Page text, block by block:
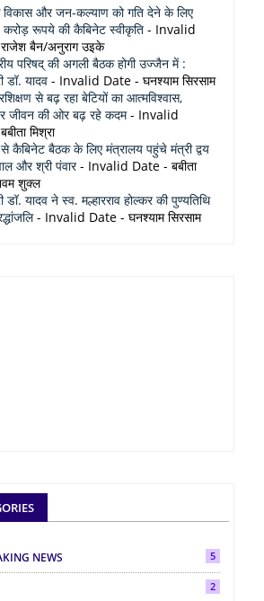
और जन-कल्याण को गति देने के लिए
रूपये की कैबिनेट स्वीकृति - Invalid
बैन/अनुराग उइके
परिषद् की अगली बैठक होगी उज्जैन में :
डॉ. यादव - Invalid Date - घनश्याम सिरसाम
से बढ़ रहा बेटियों का आत्मविश्वास,
जीवन की ओर बढ़ रहे कदम- Invalid
मिश्रा
से कैबिनेट बैठक के लिए मंत्रालय पहुंचे मंत्री द्वय
और श्री पंवार- Invalid Date - बबीता
शुक्ल
डॉ. यादव ने स्व. मल्हारराव होल्कर की पुण्यतिथि
- Invalid Date - घनश्याम सिरसाम
NEWS 5
2